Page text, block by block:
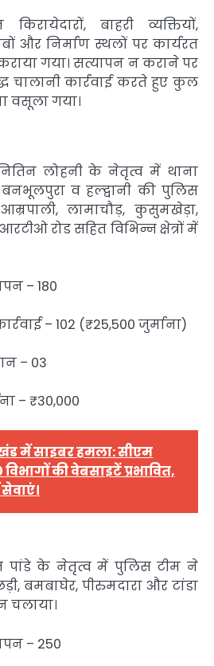
बाहरी व्यक्तियों,
और निर्माण स्थलों पर कार्यरत
गया। सत्यापन न कराने पर
चालानी कार्रवाई करते हुए कुल
वसूला गया।
लोहनी के नेतृत्व में थाना
व हल्द्वानी की पुलिस
लामाचौड़, कुसुमखेड़ा,
रोड सहित विभिन्न क्षेत्रों में
– 180
– 102 (₹25,500 जुर्माना)
– 03
– ₹30,000
में साइबर हमला: सीएम
की वेबसाइटें प्रभावित,
पांडे के नेतृत्व में पुलिस टीम ने
बमबाघेर, पीरुमदारा और टांडा
चलाया।
– 250